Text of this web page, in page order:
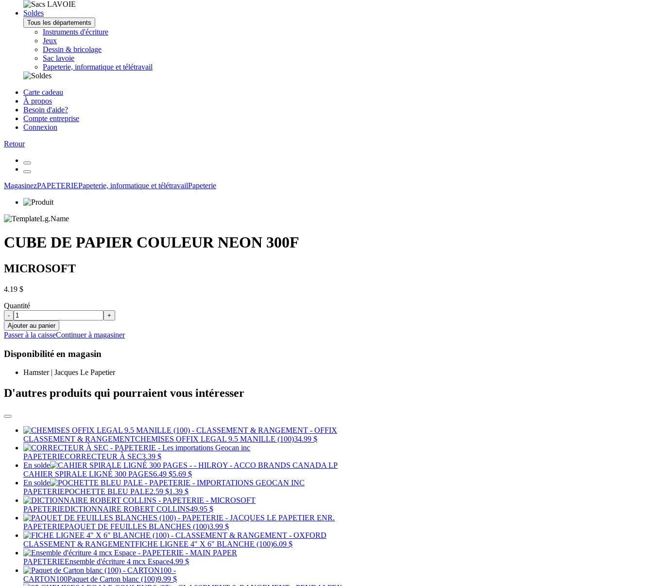
Soldes
Tous les départements
Instruments d'écriture
Jeux
Dessin & bricolage
Sac lavoie
Papeterie, informatique et télétravail
Carte cadeau
À propos
Besoin d'aide?
Compte entreprise
Connexion
Retour
MagasinezPAPETERIEPapeterie, informatique et télétravailPapeterie
CUBE DE PAPIER COULEUR NEON 300F
MICROSOFT
4.19 $
Quantité
-
+
Ajouter au panier
Passer à la caisseContinuer à magasiner
Disponibilité en magasin
Hamster | Jacques Le Papetier
D'autres produits qui pourraient vous intéresser
CLASSEMENT & RANGEMENTCHEMISES OFFIX LEGAL 9.5 MANILLE (100)34.99 $
PAPETERIECORRECTEUR À SEC3.39 $
En solde
CAHIER SPIRALE LIGNÉ 300 PAGES6.49 $5.69 $
En solde
PAPETERIEPOCHETTE BLEU PALE2.59 $1.39 $
PAPETERIEDICTIONNAIRE ROBERT COLLINS49.95 $
PAPETERIEPAQUET DE FEUILLES BLANCHES (100)3.99 $
CLASSEMENT & RANGEMENTFICHE LIGNEE 4" X 6" BLANCHE (100)6.09 $
PAPETERIEEnsemble d'écriture 4 mcx Espace4.99 $
CARTON100Paquet de Carton blanc (100)9.99 $